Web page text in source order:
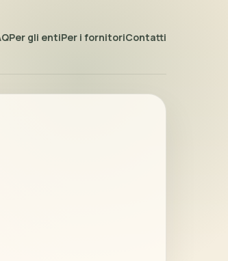
Per gli entiPer i fornitoriContatti